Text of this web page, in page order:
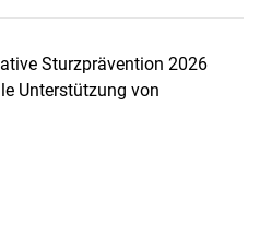
Sturzprävention 2026
Unterstützung von